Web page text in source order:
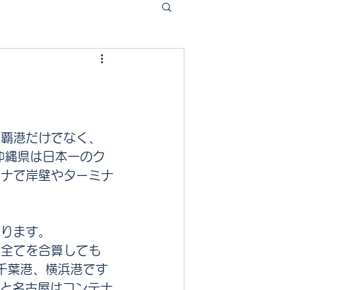
港だけでなく、
県は日本一のク
で岸壁やターミナ
ます。
てを合算しても
葉港、横浜港です